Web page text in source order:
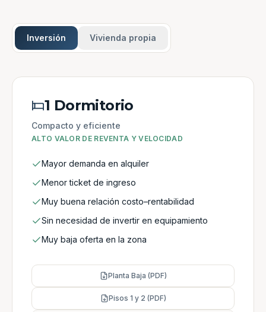
Inversión Vivienda propia
1 Dormitorio
Compacto y eficiente
ALTO VALOR DE REVENTA Y VELOCIDAD
Mayor demanda en alquiler
Menor ticket de ingreso
Muy buena relación costo–rentabilidad
Sin necesidad de invertir en equipamiento
Muy baja oferta en la zona
Planta Baja (PDF)
Pisos 1 y 2 (PDF)